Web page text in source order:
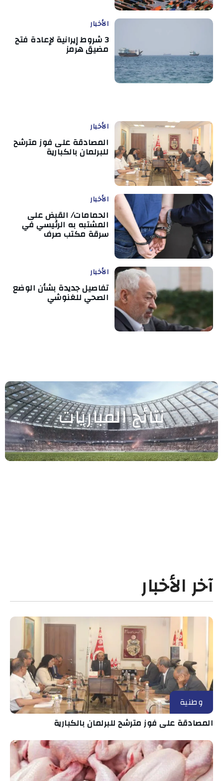
الأخبار
3 شروط إيرانية لإعادة فتح
مضيق هرمز
الأخبار
المصادقة على فوز مترشح
للبرلمان بالكبارية
الأخبار
الحمامات/ القبض على
المشتبه به الرئيسي في
سرقة مكتب صرف
الأخبار
تفاصيل جديدة بشأن الوضع
الصحي للغنوشي
نتائج المباريات
آخر الأخبار
وطنية
المصادقة على فوز مترشح للبرلمان بالكبارية